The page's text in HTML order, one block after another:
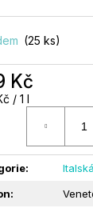
(25 ks)
Kč
/ 1 l
:
:
| BALESTRI